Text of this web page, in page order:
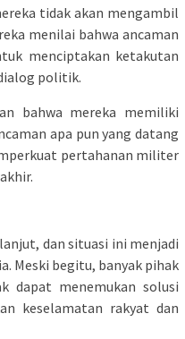
tidak akan mengambil
menilai bahwa ancaman
menciptakan ketakutan
politik.
bahwa mereka memiliki
apa pun yang datang
pertahanan militer
dan situasi ini menjadi
Meski begitu, banyak pihak
dapat menemukan solusi
keselamatan rakyat dan